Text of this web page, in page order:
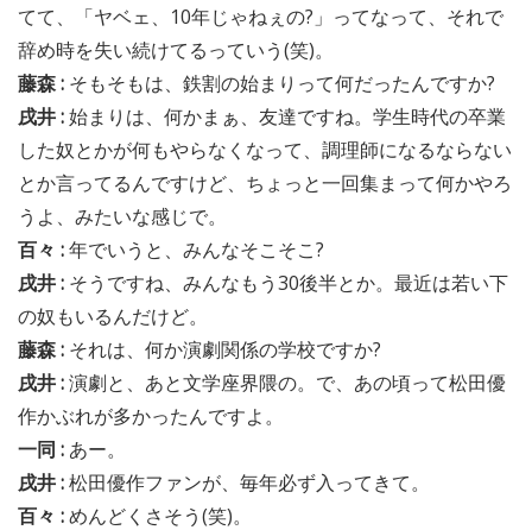
てて、「ヤベェ、10年じゃねぇの?」ってなって、それで
辞め時を失い続けてるっていう(笑)。
藤森 : そもそもは、鉄割の始まりって何だったんですか?
戌井 :始まりは、何かまぁ、友達ですね。学生時代の卒業
した奴とかが何もやらなくなって、調理師になるならない
とか言ってるんですけど、ちょっと一回集まって何かやろ
うよ、みたいな感じで。
百々 :年でいうと、みんなそこそこ?
戌井 : そうですね、みんなもう30後半とか。最近は若い下
の奴もいるんだけど。
藤森 : それは、何か演劇関係の学校ですか?
戌井 :演劇と、あと文学座界隈の。で、あの頃って松田優
作かぶれが多かったんですよ。
一同 : あー。
戌井 :松田優作ファンが、毎年必ず入ってきて。
百々 :めんどくさそう(笑)。